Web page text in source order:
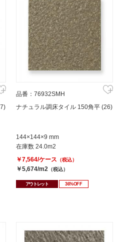
品番：76932SMH
ナチュラル調床タイル 150角平 (26)
144×144×9 mm
在庫数 24.0m2
￥7,564/ケース （税込）
￥5,674/m2 （税込）
アウトレット 36%OFF